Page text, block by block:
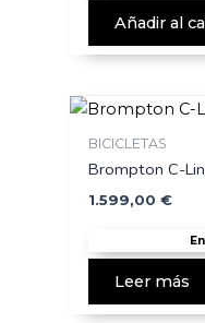
Añadir al
BICICLETAS
Brompton C-
1.599,00€
Leer más